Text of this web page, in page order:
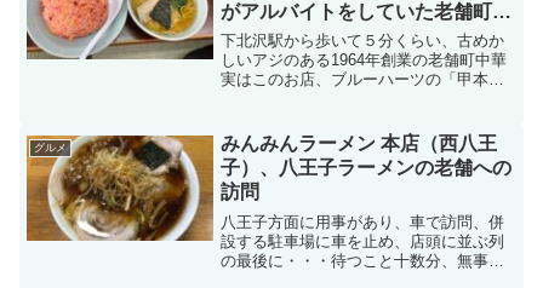
がアルバイトをしていた老舗町中
華でピンクのチャーハンを食す
下北沢駅から歩いて５分くらい、古めか
しいアジのある1964年創業の老舗町中華
実はこのお店、ブルーハーツの「甲本ヒ
くと、順番を待つ人がおり、受付で名前
を書き待つことになり...
グルメ
みんみんラーメン 本店（西八王
子）、八王子ラーメンの老舗への
訪問
八王子方面に用事があり、車で訪問、併
設する駐車場に車を止め、店頭に並ぶ列
の最後に・・・待つこと十数分、無事に